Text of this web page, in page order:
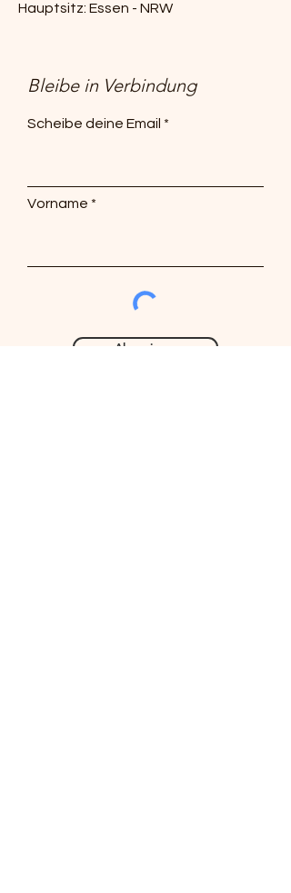
Hauptsitz: Essen - NRW
Bleibe in Verbindung
Scheibe deine Email
Vorname
Abonnieren